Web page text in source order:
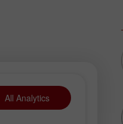
All Analytics